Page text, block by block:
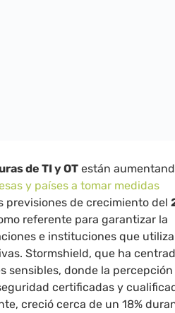
de TI y OT están
y países a tomar medidas
previsiones de crecimiento del
referente para garantizar la
e instituciones que
Stormshield, que ha
sensibles, donde la percepción
certificadas y
creció cerca de un 18%